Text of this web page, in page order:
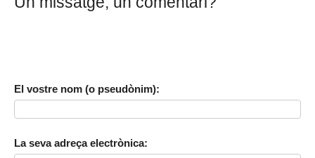
El vostre nom (o pseudònim):
La seva adreça electrònica: